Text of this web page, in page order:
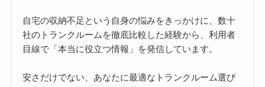
自宅の収納不足という自身の悩みをきっかけに、数十
社のトランクルームを徹底比較した経験から、利用者
目線で「本当に役立つ情報」を発信しています。
安さだけでない、あなたに最適なトランクルーム選び